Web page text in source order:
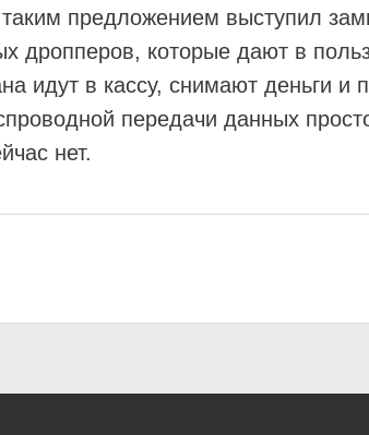
таким предложением выступил
дропперов, которые дают в
идут в кассу, снимают деньги и
передачи данных
нет.